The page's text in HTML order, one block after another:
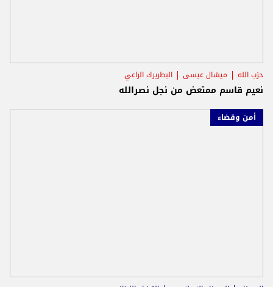
حزب الله ميشال عيسى البطريرك الراعي
نعيم قاسم ممتعض من نجل نصرالله
أمن وقضاء